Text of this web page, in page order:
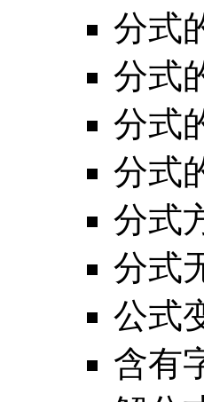
分式
分式
分式
分式
分式
分式
公式
含有